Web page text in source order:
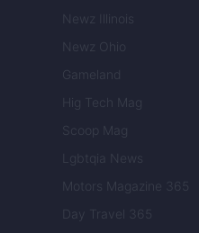
Newz Illinois
Newz Ohio
Gameland
Hig Tech Mag
Scoop Mag
Lgbtqia News
Motors Magazine 365
Day Travel 365